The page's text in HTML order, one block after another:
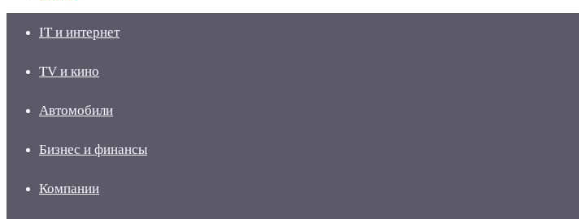
IT и интернет
TV и кино
Автомобили
Бизнес и финансы
Компании